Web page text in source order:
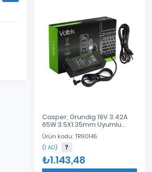
Casper, Grundig 19V 3.42A
65W 3.5X1.35mm Uyumlu
Notebook Adaptör, Şarj Aleti
- Cihazı
Ürün kodu: TR90145
(1 AD)
₺1.143,48